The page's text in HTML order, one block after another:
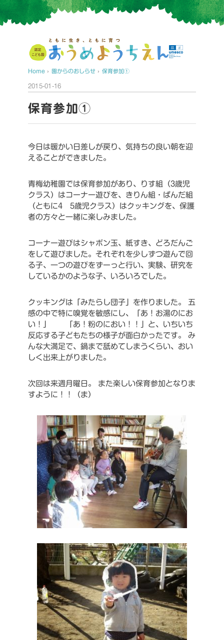
Home › 園からのおしらせ › 保育参加①
2015-01-16
保育参加①
今日は暖かい日差しが戻り、気持ちの良い朝を迎
えることができました。
青梅幼稚園では保育参加があり、りす組（3歳児
クラス）はコーナー遊びを、きりん組・ぱんだ組
（ともに4 5歳児クラス）はクッキングを、保護
者の方々と一緒に楽しみました。
コーナー遊びはシャボン玉、紙すき、どろだんご
をして遊びました。それぞれを少しずつ遊んで回
る子、一つの遊びをずーっと行い、実験、研究を
しているかのような子、いろいろでした。
クッキングは「みたらし団子」を作りました。
五
感の中で特に嗅覚を敏感にし、「あ！お湯のにお
い！」 「あ！粉のにおい！！」と、いちいち
反応する子どもたちの様子が面白かったです。
み
んな大満足で、鍋まで舐めてしまうくらい、おい
しく出来上がりました。
次回は来週月曜日。
また楽しい保育参加となりま
すように！！（ま）